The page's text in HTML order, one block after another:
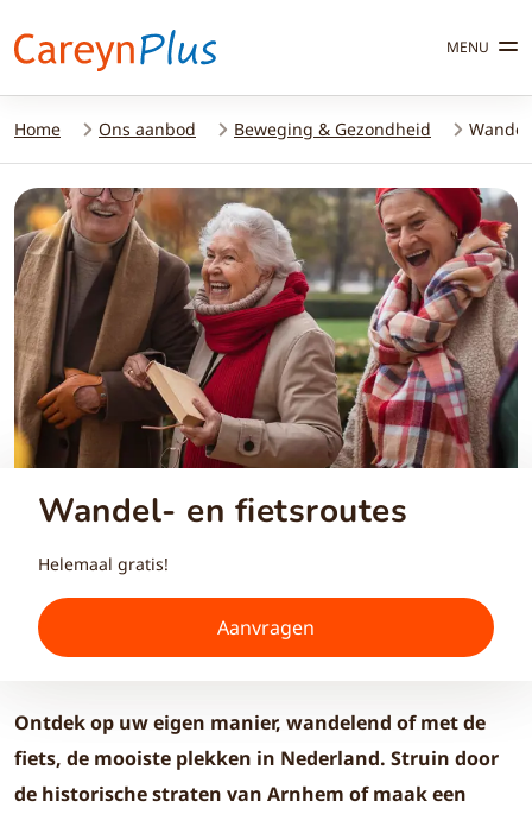
MENU
Home Ons aanbod Beweging & Gezondheid
Wandel- en fietsroutes
Helemaal gratis!
Aanvragen
Ontdek op uw eigen manier, wandelend of met de
fiets, de mooiste plekken in Nederland. Struin door
de historische straten van Arnhem of maak een